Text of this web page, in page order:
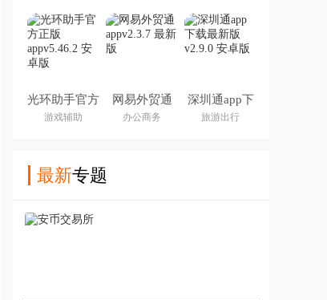
光环助手官方
正版app
游戏辅助
网易外贸通
app
办公商务
深圳通app下
载最新版
旅游出行
最新专题